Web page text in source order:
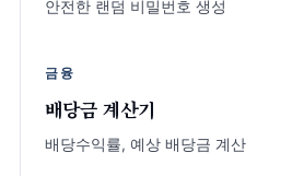
안전한 랜덤 비밀번호 생성
금융
배당금 계산기
배당수익률, 예상 배당금 계산